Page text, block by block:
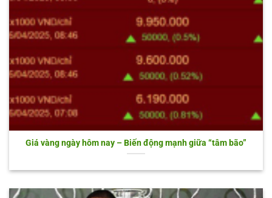
Giá vàng ngày hôm nay – Biến động mạnh giữa “tâm bão”